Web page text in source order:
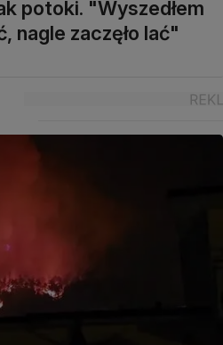
potoki. "Wyszedłem
nagle zaczęło lać"